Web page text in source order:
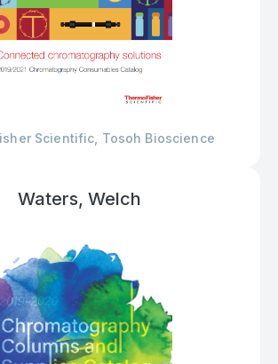
Scientific, Tosoh Bioscience
Waters, Welch